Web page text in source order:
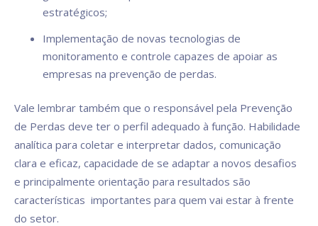
estratégicos;
Implementação de novas tecnologias de
monitoramento e controle capazes de apoiar as
empresas na prevenção de perdas.
Vale lembrar também que o responsável pela Prevenção
de Perdas deve ter o perfil adequado à função. Habilidade
analítica para coletar e interpretar dados, comunicação
clara e eficaz, capacidade de se adaptar a novos desafios
e principalmente orientação para resultados são
características importantes para quem vai estar à frente
do setor.